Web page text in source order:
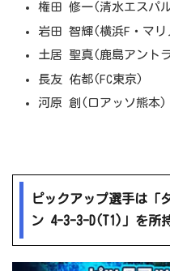
権田 修一(清水エスパ
岩田 智輝(横浜F・マリ
土居 聖真(鹿島アント
長友 佑都(FC東京)
河原 創(ロアッソ熊本)
ピックアップ選手は「
ン 4-3-3-D(T1)」を所